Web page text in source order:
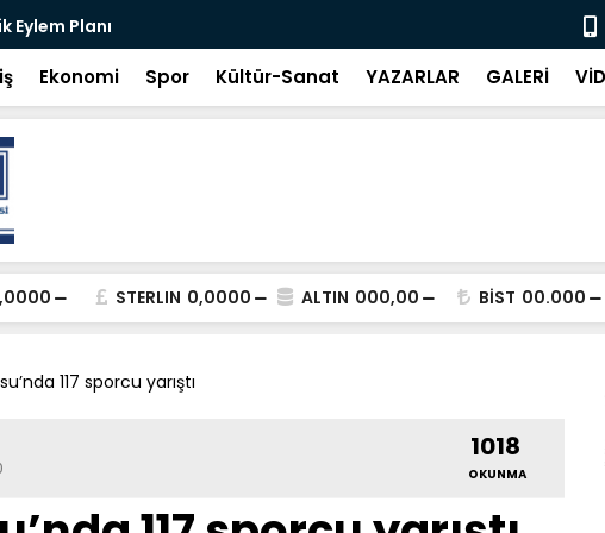
Eylem Planı 20 Saniye
Ekonomi Spor Kültür-Sanat YAZARLAR GALERİ
STERLIN 0,0000 ALTIN 000,00 BİST 00.000
117 sporcu yarıştı
1018
OKUNMA